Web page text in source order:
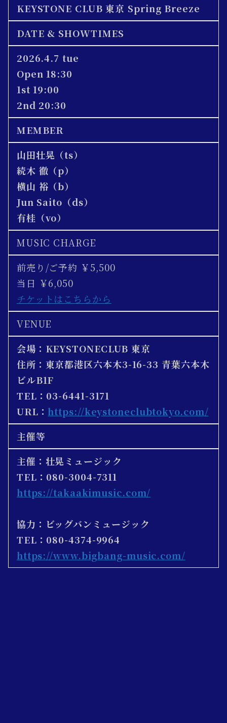
KEYSTONE CLUB 東京 Spring Breeze
DATE & SHOWTIMES
2026.4.7 tue
Open 18:30
1st 19:00
2nd 20:30
MEMBER
山田壮晃（ts）
続木 徹（p）
横山 裕（b）
Jun Saito（ds）
有桂（vo）
MUSIC CHARGE
前売り/ご予約 ￥5,500
当日 ￥6,050
チケットはこちらから
VENUE
会場：KEYSTONECLUB 東京
住所：東京都港区六本木3-16-33 青葉六本木
ビルB1F
TEL：03-6441-3171
URL： https://keystoneclubtokyo.com/
主催等
主催：壮晃ミュージック
TEL：080-3004-7311
https://takaakimusic.com/
協力： ビッグバンミュージック
TEL：080-4374-9964
https://www.bigbang-music.com/